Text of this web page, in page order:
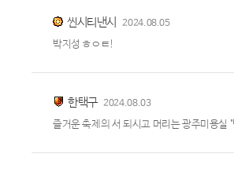
씬시티낸시 2024.08.05
박지성 ㅎㅇㅌ!
한택구 2024.08.03
즐거운 축제의 서 되시고 머리는 광주미용